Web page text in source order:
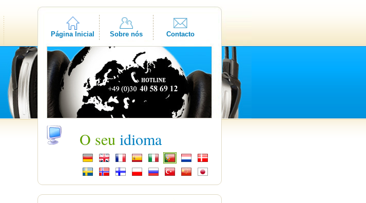
Página Inicial Sobre nós Contacto
O seu idioma